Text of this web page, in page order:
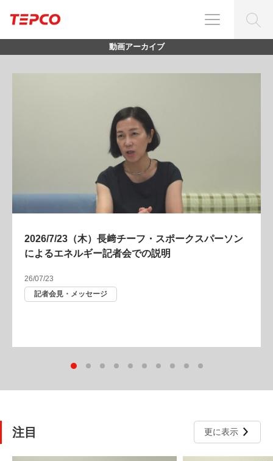
動画アーカイブ
ーフ・スポークスパーソン
での説明
2026/6/25（木）第102回
注目 更に表示